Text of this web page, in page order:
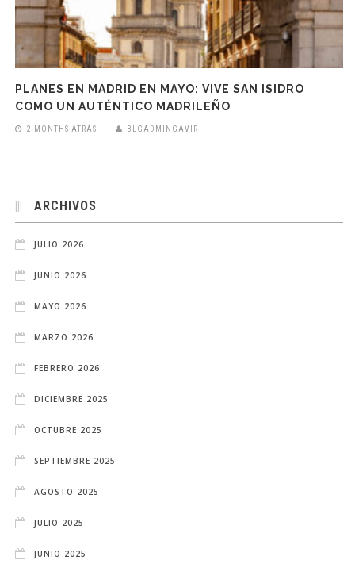
PLANES EN MADRID EN MAYO: VIVE SAN ISIDRO
COMO UN AUTÉNTICO MADRILEÑO
2 MONTHS ATRÁS BLGADMINGAVIR
ARCHIVOS
JULIO 2026
JUNIO 2026
MAYO 2026
MARZO 2026
FEBRERO 2026
DICIEMBRE 2025
OCTUBRE 2025
SEPTIEMBRE 2025
AGOSTO 2025
JULIO 2025
JUNIO 2025